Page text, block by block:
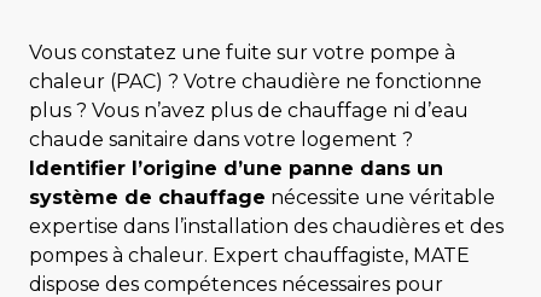
Vous constatez une fuite sur votre pompe à
chaleur (PAC) ? Votre chaudière ne fonctionne
plus ? Vous n’avez plus de chauffage ni d’eau
chaude sanitaire dans votre logement ?
Identifier l’origine d’une panne dans un
système de chauffage nécessite une véritable
expertise dans l’installation des chaudières et des
pompes à chaleur. Expert chauffagiste, MATE
dispose des compétences nécessaires pour